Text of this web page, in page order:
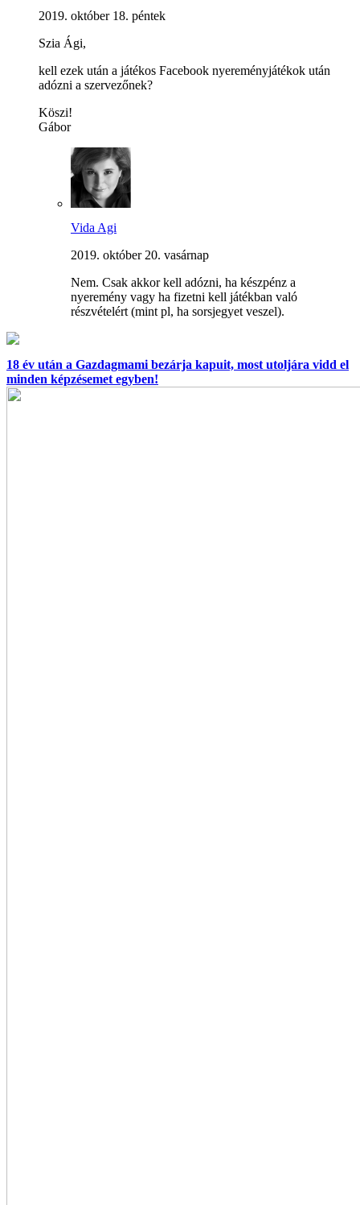
2019. október 18. péntek
Szia Ági,
kell ezek után a játékos Facebook nyereményjátékok után
adózni a szervezőnek?
Köszi!
Gábor
Vida Agi
2019. október 20. vasárnap
Nem. Csak akkor kell adózni, ha készpénz a
nyeremény vagy ha fizetni kell játékban való
részvételért (mint pl, ha sorsjegyet veszel).
18 év után a Gazdagmami bezárja kapuit, most utoljára vidd el
minden képzésemet egyben!